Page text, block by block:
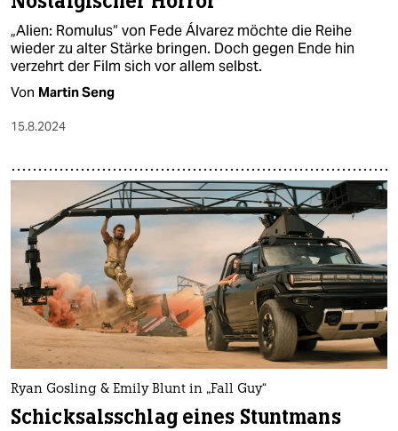
„Alien: Romulus“ von Fede Álvarez möchte die Reihe
wieder zu alter Stärke bringen. Doch gegen Ende hin
verzehrt der Film sich vor allem selbst.
Von Martin Seng
15.8.2024
Ryan Gosling & Emily Blunt in „Fall Guy“
Schicksalsschlag eines Stuntmans